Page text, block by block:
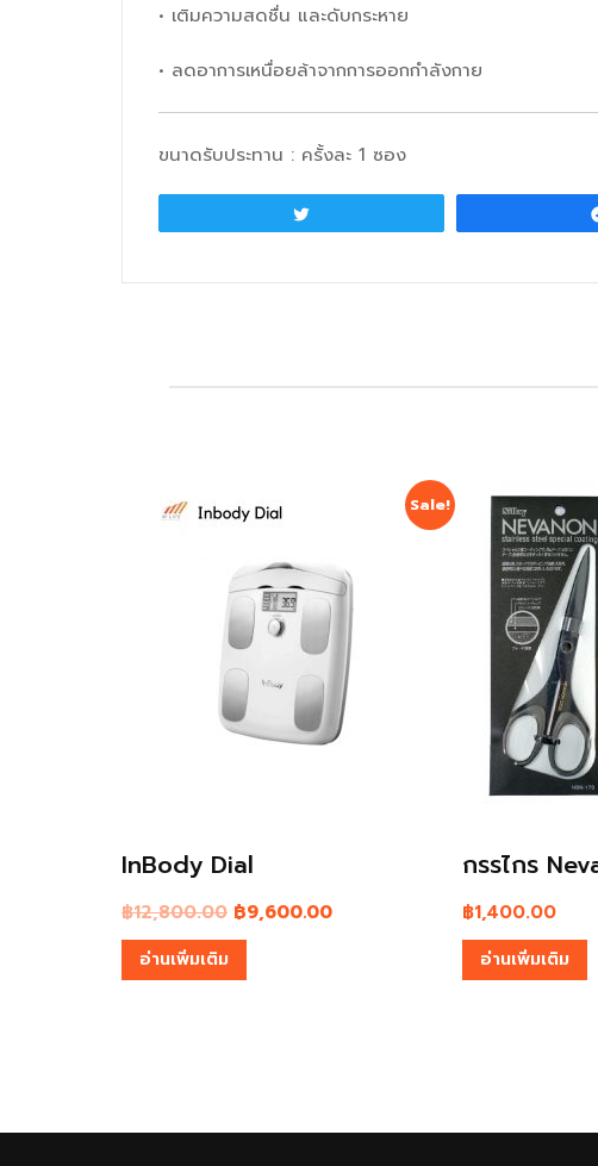
• เติมความสดชื่น และดับกระหาย
• ลดอาการเหนื่อยล้าจากการออกกำลังกาย
ขนาดรับประทาน : ครั้งละ 1 ซอง
กรรไกร Nevanon 170mm
฿1,400.00
อ่านเพิ่มเติม
เครื่องวิเครา
ออกกำลังกาย
ก๊าซ UVIDA